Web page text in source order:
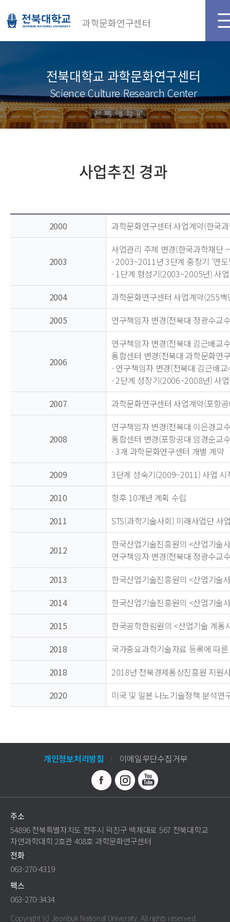
과학문화연구센터
전북대학교 과학문화연구센터
Science Culture Research Center
사업추진 경과
2000 과학문화연구센터 사업계약(한국
2003
사업관리 주체 변경(한국과학재단
- 2003~2011년 3단계 중장기 '연
- 1단계 형성기(2003~2005년) 사
2004
과학문화연구센터 사업계약(255
2005
연구책임자 변경(전북대 정광수교
2006
연구책임자 변경(전북대 김근배교
통합센터 변경(전북대 과학문화연
- 연구책임자 변경(전북대 김근배
- 2단계 성장기(2006~2008년) 사
2007
과학문화연구센터 사업계약(포항
2008
연구책임자 변경(전북대 이은경교
통합센터 변경(포항공대 임경순교
- 3개 과학문화연구센터 개별 계약
2009
3단계 성숙기(2009~2011) 사업 시
2010
향후 10개년 계획 수립
2011
STS(과학기술사회) 미래사업단 사
2012
한국산업기술진흥원의 <산업기술
연구책임자 변경(전북대 정광수교
2013
한국산업기술진흥원의 <산업기술
2014
한국산업기술진흥원의 <산업기술
2015
한국공학한림원의 <산업기술 계
2018
국가중요과학기술자료 등록에 따
2018
2018년 전북경제통상진흥원 지원
2020
미국 및 일본 나노기술정책 분석연
개인정보처리방침 이메일무단수집거부
주소
54896 전북특별자치도 전주시 덕진구 백제대로 567 전북대학교
자연과학대학 2호관 408호 과학문화연구센터
전화
063-270-4319
팩스
063-270-3434
Copyright (c) Jeonbuk National University.All rights reserved.